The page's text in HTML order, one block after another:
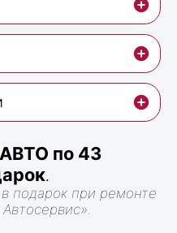
по 43
.
подарок при ремонте